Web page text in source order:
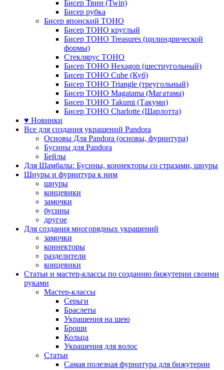
Бисер Твин (Twin)
Бисер рубка
Бисер японский TOHO
Бисер TOHO круглый
Бисер TOHO Treasures (цилиндрической
формы)
Стеклярус TOHO
Бисер TOHO Hexagon (шестиугольный)
Бисер TOHO Cube (Куб)
Бисер TOHO Triangle (треугольный)
Бисер TOHO Magatama (Магатама)
Бисер TOHO Takumi (Такуми)
Бисер TOHO Charlotte (Шарлотта)
♥ Новинки
Все для создания украшений Pandora
Основы Для Pandora (основы, фурнитура)
Бусины для Pandora
Бейлы
Для Шамбалы: Бусины, коннекторы со стразами, шнуры
Шнуры и фурнитура к ним
шнуры
концевики
замочки
бусины
другое
Для создания многорядных украшений
замочки
коннекторы
разделители
концевики
Статьи и мастер-классы по созданию бижутерии своими
руками
Мастер-классы
Серьги
Браслеты
Украшения на шею
Броши
Кольца
Украшения для волос
Статьи
Самая полезная фурнитура для бижутерии